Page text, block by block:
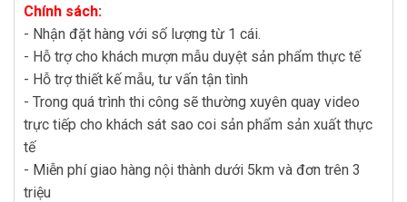
Chính sách:
- Nhận đặt hàng với số lượng từ 1 cái.
- Hỗ trợ cho khách mượn mẫu duyệt sản phẩm thực tế
- Hỗ trợ thiết kế mẫu, tư vấn tận tình
- Trong quá trình thi công sẽ thường xuyên quay video
trực tiếp cho khách sát sao coi sản phẩm sản xuất thực
tế
- Miễn phí giao hàng nội thành dưới 5km và đơn trên 3
triệu